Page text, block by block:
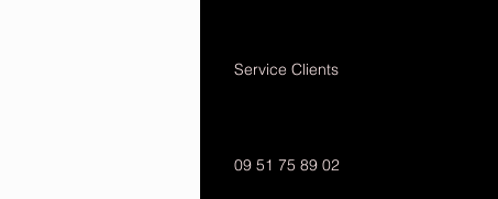
Service Clients
09 51 75 89 02